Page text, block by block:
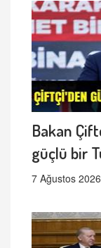
Bakan
güçlü bir
7 Ağustos